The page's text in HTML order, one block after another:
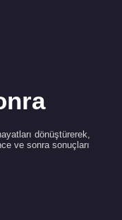
dönüştürerek,
ve sonra sonuçları